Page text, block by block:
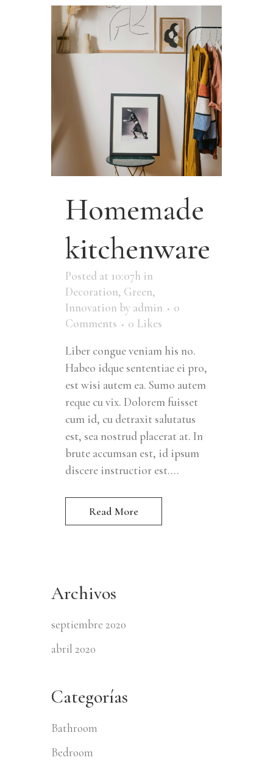
Homemade
kitchenware
Posted at 10:07h in
Decoration, Green,
Innovation by admin
0
Comments
0 Likes
Liber congue veniam his no.
Habeo idque sententiae ei pro,
est wisi autem ea. Sumo autem
reque cu vix. Dolorem fuisset
cum id, cu detraxit salutatus
est, sea nostrud placerat at. In
brute accumsan est, id ipsum
discere instructior est....
Read More
Archivos
septiembre 2020
abril 2020
Categorías
Bathroom
Bedroom